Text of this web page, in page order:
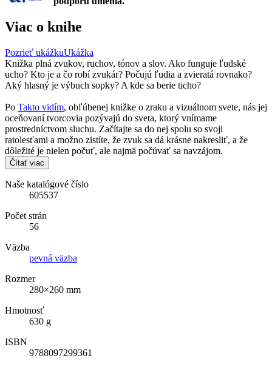
Viac o knihe
Pozrieť ukážkuUkážka
Knižka plná zvukov, ruchov, tónov a slov. Ako funguje ľudské
ucho? Kto je a čo robí zvukár? Počujú ľudia a zvieratá rovnako?
Aký hlasný je výbuch sopky? A kde sa berie ticho?
Po Takto vidím, obľúbenej knižke o zraku a vizuálnom svete, nás jej
oceňovaní tvorcovia pozývajú do sveta, ktorý vnímame
prostredníctvom sluchu. Začítajte sa do nej spolu so svoji
ratolesťami a možno zistíte, že zvuk sa dá krásne nakresliť, a že
dôležité je nielen počuť, ale najmä počúvať sa navzájom.
Čítať viac
Naše katalógové číslo
605537
Počet strán
56
Väzba
pevná väzba
Rozmer
280×260 mm
Hmotnosť
630 g
ISBN
9788097299361